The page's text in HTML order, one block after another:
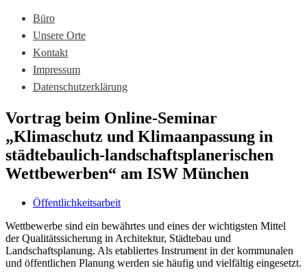
Büro
Unsere Orte
Kontakt
Impressum
Datenschutzerklärung
Vortrag beim Online-Seminar
„Klimaschutz und Klimaanpassung in
städtebaulich-landschaftsplanerischen
Wettbewerben“ am ISW München
Öffentlichkeitsarbeit
Wettbewerbe sind ein bewährtes und eines der wichtigsten Mittel
der Qualitätssicherung in Architektur, Städtebau und
Landschaftsplanung. Als etabliertes Instrument in der kommunalen
und öffentlichen Planung werden sie häufig und vielfältig eingesetzt.